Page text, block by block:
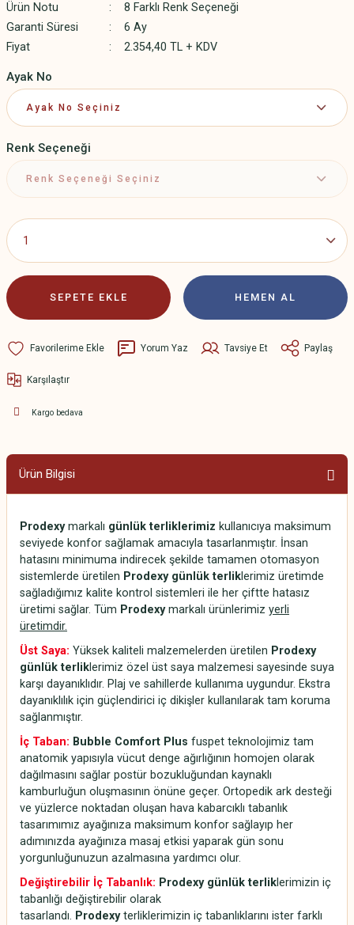
Ürün Notu
8 Farklı Renk Seçeneği
Garanti Süresi
6 Ay
Fiyat
2.354,40 TL + KDV
Ayak No
Renk Seçeneği
SEPETE EKLE HEMEN AL
Yorum Yaz Tavsiye Et Paylaş
Karşılaştır
Kargo bedava
Ürün Bilgisi
Prodexymarkalı günlük terliklerimiz kullanıcıya maksimum
seviyede konfor sağlamak amacıyla tasarlanmıştır. İnsan
hatasını minimuma indirecek şekilde tamamen otomasyon
sistemlerde üretilen Prodexy günlük terliklerimiz üretimde
sağladığımız kalite kontrol sistemleri ile her çiftte hatasız
üretimi sağlar. Tüm Prodexymarkalı ürünlerimiz yerli
üretimdir.
Üst Saya: Yüksek kaliteli malzemelerden üretilen Prodexy
günlük terliklerimiz özel üst saya malzemesi sayesinde suya
karşı dayanıklıdır. Plaj ve sahillerde kullanıma uygundur. Ekstra
dayanıklılık için güçlendirici iç dikişler kullanılarak tam koruma
sağlanmıştır.
İç Taban: Bubble Comfort Plus fuspet teknolojimiz tam
anatomik yapısıyla vücut denge ağırlığının homojen olarak
dağılmasını sağlar postür bozukluğundan kaynaklı
kamburluğun oluşmasının önüne geçer. Ortopedik ark desteği
ve yüzlerce noktadan oluşan hava kabarcıklı tabanlık
tasarımımız ayağınıza maksimum konfor sağlayıp her
adımınızda ayağınıza masaj etkisi yaparak gün sonu
yorgunluğunuzun azalmasına yardımcı olur.
Değiştirebilir İç Tabanlık: Prodexy günlük terliklerimizin iç
tabanlığı değiştirebilir olarak
tasarlandı. Prodexyterliklerimizin iç tabanlıklarını ister farklı